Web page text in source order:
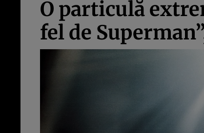
O particulă
fel de